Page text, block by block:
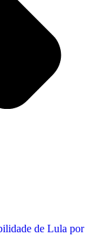
de Lula por